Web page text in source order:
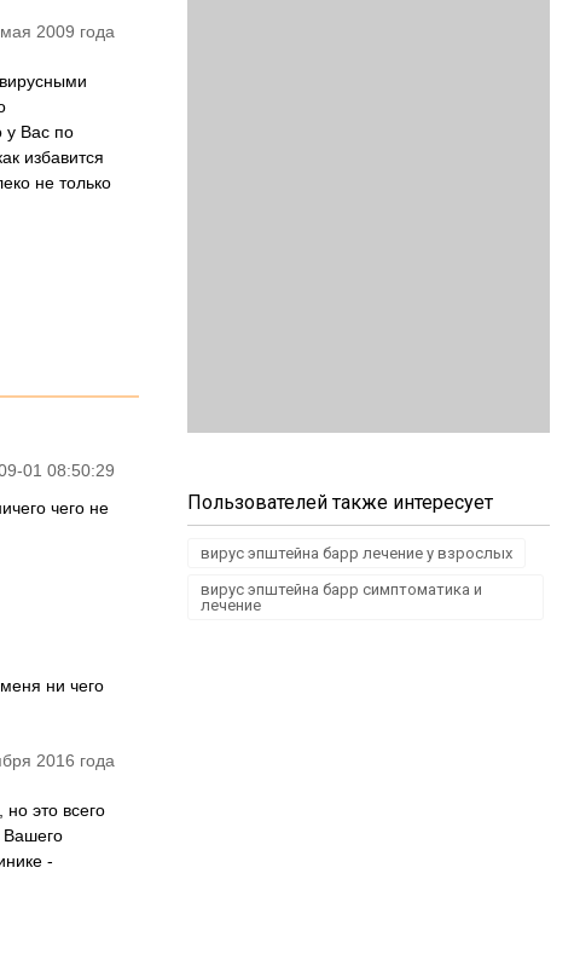
2009 года
у Вас по
избавится
не только
01 08:50:29
чего не
ни чего
2016 года
это всего
Вашего
-
Пользователей также интересует
вирус эпштейна барр лечение у взрослых
вирус эпштейна барр симптоматика и
лечение